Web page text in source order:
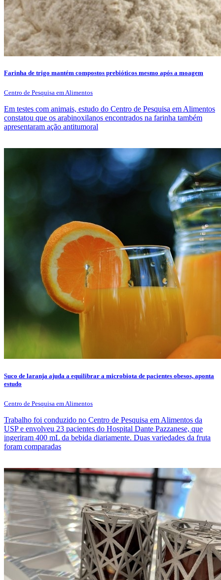
Farinha de trigo mantém compostos prebióticos mesmo após a moagem
Centro de Pesquisa em Alimentos
Em testes com animais, estudo do Centro de Pesquisa em Alimentos
constatou que os arabinoxilanos encontrados na farinha também
apresentaram ação antitumoral
Suco de laranja ajuda a equilibrar a microbiota de pacientes obesos, aponta
estudo
Centro de Pesquisa em Alimentos
Trabalho foi conduzido no Centro de Pesquisa em Alimentos da
USP e envolveu 23 pacientes do Hospital Dante Pazzanese, que
ingeriram 400 mL da bebida diariamente. Duas variedades da fruta
foram comparadas